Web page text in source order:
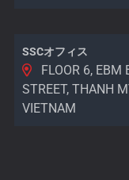
SSCオフィス
FLOOR 6, EBM
STREET, THANH
VIETNAM